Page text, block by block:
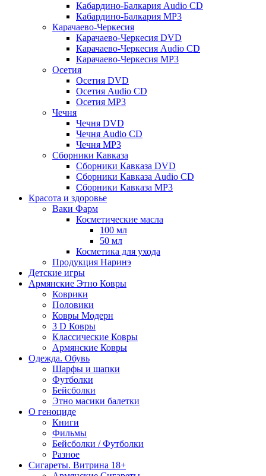
Кабардино-Балкария Audio CD
Кабардино-Балкария MP3
Карачаево-Черкесия
Карачаево-Черкесия DVD
Карачаево-Черкесия Audio CD
Карачаево-Черкесия MP3
Осетия
Осетия DVD
Осетия Audio CD
Осетия MP3
Чечня
Чечня DVD
Чечня Audio CD
Чечня MP3
Сборники Кавказа
Сборники Кавказа DVD
Сборники Кавказа Audio CD
Сборники Кавказа MP3
Красота и здоровье
Ваки Фарм
Косметические масла
100 мл
50 мл
Косметика для ухода
Продукция Наринэ
Детские игры
Армянские Этно Ковры
Коврики
Половики
Ковры Модерн
3 D Ковры
Классические Ковры
Армянские Ковры
Одежда. Обувь
Шарфы и шапки
Футболки
Бейсболки
Этно масики балетки
О геноциде
Книги
Фильмы
Бейсболки / Футболки
Разное
Сигареты. Витрина 18+